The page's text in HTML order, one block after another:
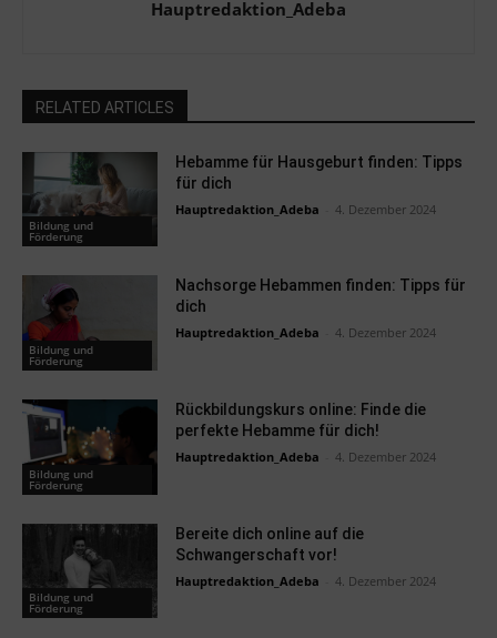
Hauptredaktion_Adeba
RELATED ARTICLES
Bildung und
Förderung
Hebamme für Hausgeburt finden: Tipps
für dich
Hauptredaktion_Adeba 4. Dezember 2024
Bildung und
Förderung
Nachsorge Hebammen finden: Tipps für
dich
Hauptredaktion_Adeba 4. Dezember 2024
Bildung und
Förderung
Rückbildungskurs online: Finde die
perfekte Hebamme für dich!
Hauptredaktion_Adeba 4. Dezember 2024
Bildung und
Förderung
Bereite dich online auf die
Schwangerschaft vor!
Hauptredaktion_Adeba 4. Dezember 2024